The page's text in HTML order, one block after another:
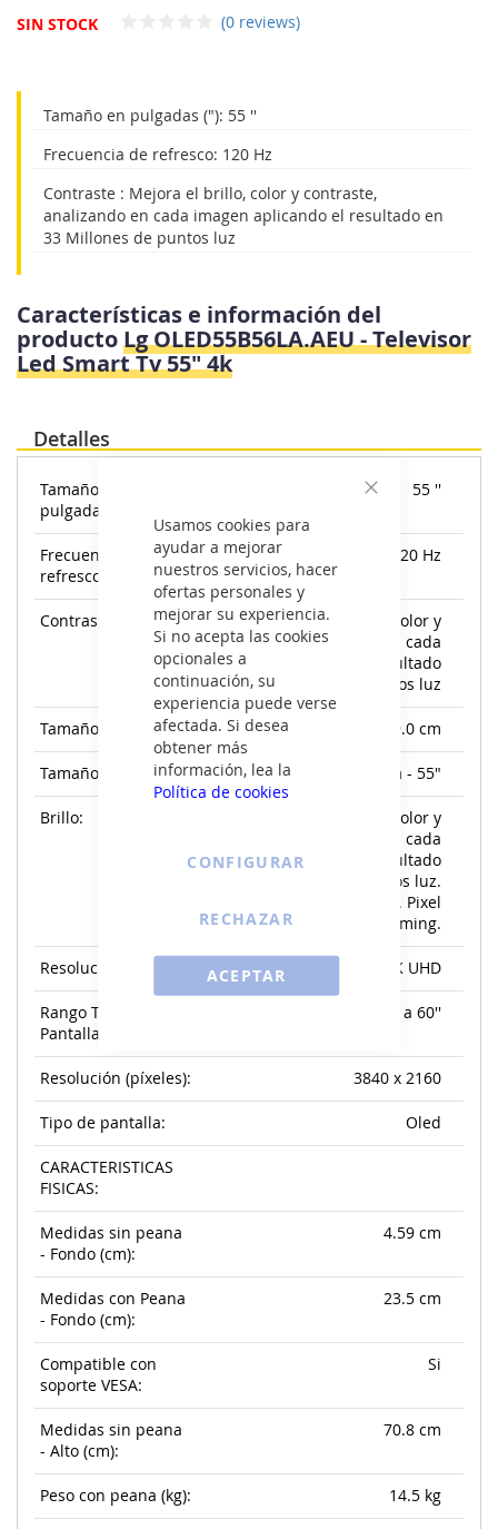
Usamos cookies para
ayudar a mejorar
nuestros servicios, hacer
ofertas personales y
mejorar su experiencia.
Si no acepta las cookies
opcionales a
continuación, su
experiencia puede verse
afectada. Si desea
obtener más
información, lea la
Política de cookies
ACEPTAR
CONFIGURAR
RECHAZAR
SIN STOCK (0 reviews)
Tamaño en pulgadas ("): 55 ''
Frecuencia de refresco: 120 Hz
Contraste : Mejora el brillo, color y contraste,
analizando en cada imagen aplicando el resultado en
33 Millones de puntos luz
de
Características e información del
productoLg OLED55B56LA.AEU - Televisor
Led Smart Tv 55" 4k
Detalles
Tamaño en
pulgadas ("):
55 ''
Frecuencia de
refresco:
120 Hz
Contraste :
Mejora el brillo, color y
contraste, analizando en cada
imagen aplicando el resultado
en 33 Millones de puntos luz
Tamaño en cm (cm): 139.0 cm
Tamaño de Pantalla: 139,7 cm - 55"
Brillo:
Mejora el brillo, color y
contraste, analizando en cada
imagen aplicando el resultado
en 33Millones de puntos luz.
Control de Brillo por IA. Pixel
Dimming.
Resolución: 4K UHD
Rango Tamaño
Pantalla:
55'' a 60''
Resolución (píxeles): 3840 x 2160
Tipo de pantalla: Oled
CARACTERISTICAS
FISICAS:
Medidas sin peana
- Fondo (cm):
4.59 cm
Medidas con Peana
- Fondo (cm):
23.5 cm
Compatible con
soporte VESA:
Si
Medidas sin peana
- Alto (cm):
70.8 cm
Peso con peana (kg): 14.5 kg